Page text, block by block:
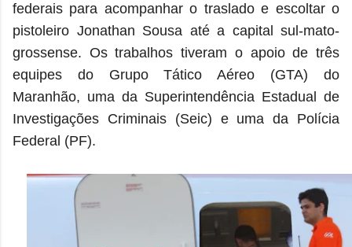
federais para acompanhar o traslado e escoltar o
pistoleiro Jonathan Sousa até a capital sul-mato-
grossense. Os trabalhos tiveram o apoio de três
equipes do Grupo Tático Aéreo (GTA) do
Maranhão, uma da Superintendência Estadual de
Investigações Criminais (Seic) e uma da Polícia
Federal (PF).